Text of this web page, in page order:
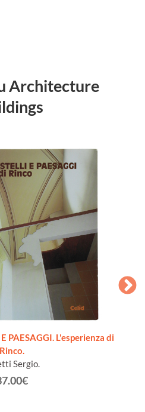
Architecture
PAESAGGI. L'esperienza di
Rinco.
Sergio.